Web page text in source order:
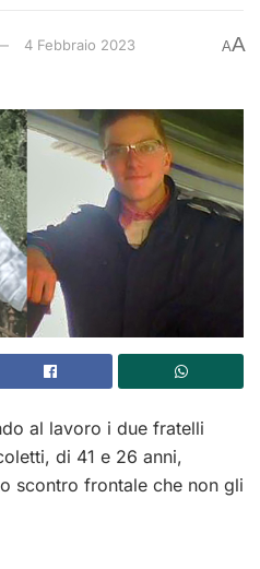
4 Febbraio 2023 AA
al lavoro i due fratelli
di 41 e 26 anni,
scontro frontale che non gli